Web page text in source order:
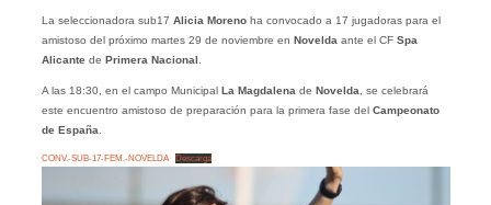
La seleccionadora sub17 Alicia Morenoha convocado a 17 jugadoras para el
amistoso del próximo martes 29 de noviembre en Noveldaante el CF Spa
Alicante de Primera Nacional.
A las 18:30, en el campo Municipal La Magdalena de Novelda, se celebrará
este encuentro amistoso de preparación para la primera fase del Campeonato
de España.
CONV.-SUB-17-FEM.-NOVELDA Descarga